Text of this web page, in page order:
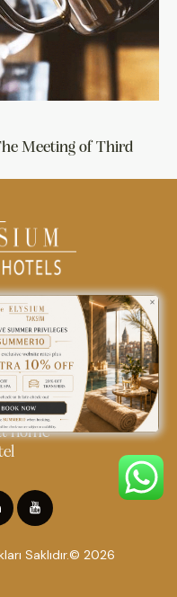
Meeting of Third
18
home
Saklıdır.© 2026